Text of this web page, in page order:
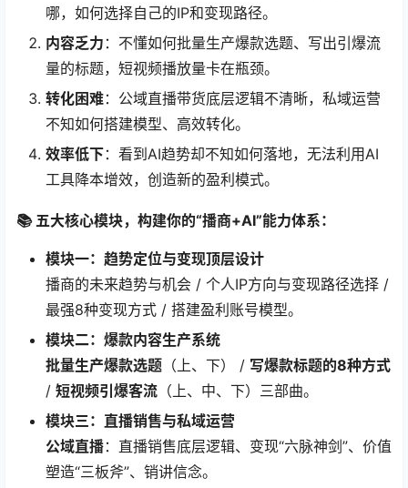
哪，如何选择自己的IP和变现路径。
内容乏力 ：不懂如何批量生产爆款选题、写出引爆流
量的标题，短视频播放量卡在瓶颈。
转化困难：公域直播带货底层逻辑不清晰，私域运营
不知如何搭建模型、高效转化。
效率低下：看到AI趋势却不知如何落地，无法利用AI
工具降本增效，创造新的盈利模式。
📚 五大核心模块，构建你的“播商+AI”能力体系：
模块一：趋势定位与变现顶层设计
播商的未来趋势与机会 / 个人IP方向与变现路径选择 /
最强8种变现方式 / 搭建盈利账号模型。
模块二：爆款内容生产系统
批量生产爆款选题 （上、下） / 写爆款标题的8种方式
/ 短视频引爆客流 （上、中、下）三部曲。
模块三：直播销售与私域运营
公域直播：直播销售底层逻辑、变现“六脉神剑”、价值
塑造“三板斧”、销讲信念。